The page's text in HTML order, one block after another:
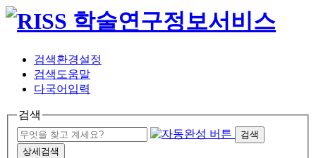
검색환경설정
검색도움말
다국어입력
검색
검색
상세검색